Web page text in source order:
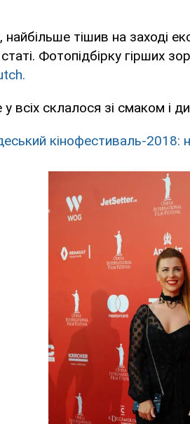
найбільше тішив на заході
Фотопідбірку гірших
всіх склалося зі смаком і
кінофестиваль-2018: